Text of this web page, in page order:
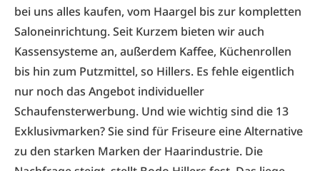
bei uns alles kaufen, vom Haargel bis zur kompletten
Saloneinrichtung. Seit Kurzem bieten wir auch
Kassensysteme an, außerdem Kaffee, Küchenrollen
bis hin zum Putzmittel, so Hillers. Es fehle eigentlich
nur noch das Angebot individueller
Schaufensterwerbung. Und wie wichtig sind die 13
Exklusivmarken? Sie sind für Friseure eine Alternative
zu den starken Marken der Haarindustrie. Die